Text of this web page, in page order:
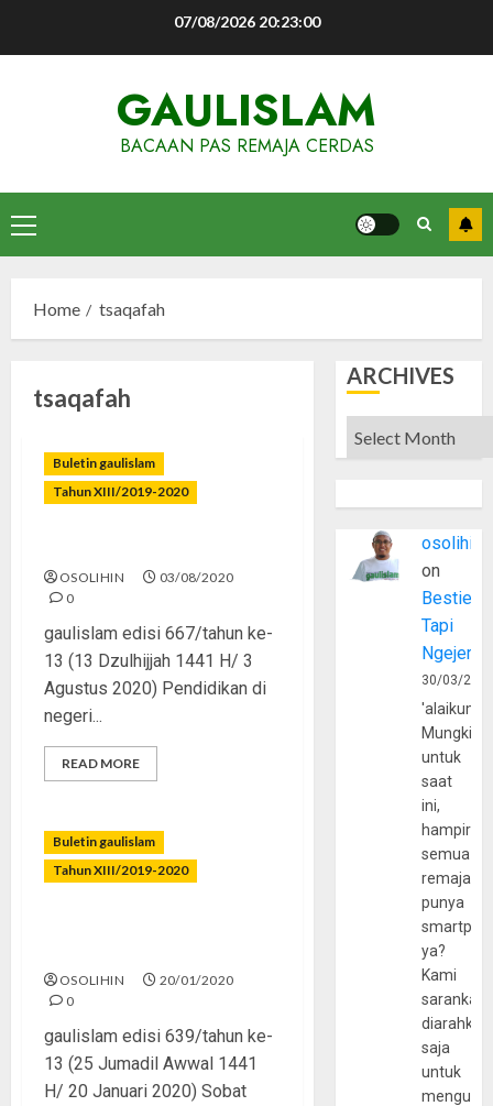
07/08/2026 20:23:00
GAULISLAM
BACAAN PAS REMAJA CERDAS
Primary
Menu
Home tsaqafah
tsaqafah
Buletin gaulislam
Tahun XIII/2019-2020
OSOLIHIN
03/08/2020
0
gaulislam edisi 667/tahun ke-
13 (13 Dzulhijjah 1441 H/ 3
Agustus 2020) Pendidikan di
negeri...
READ MORE
Buletin gaulislam
Tahun XIII/2019-2020
OSOLIHIN
20/01/2020
0
gaulislam edisi 639/tahun ke-
13 (25 Jumadil Awwal 1441
H/ 20 Januari 2020) Sobat
ARCHIVES
Archives
osolihin
on
Bestie
Tapi
30/03/
Mungkin
untuk
saat
ini,
hampir
semua
remaja
punya
ya?
Kami
sarankan,
diarahkan
saja
untuk